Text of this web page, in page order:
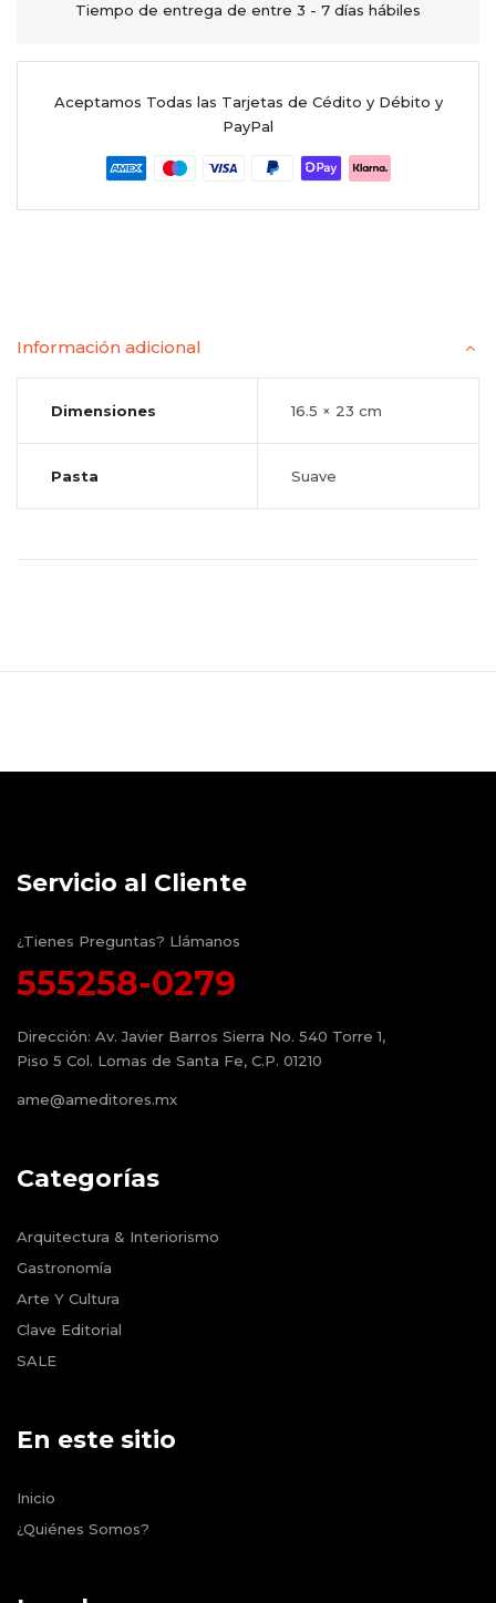
Tiempo de entrega de entre 3 - 7 días hábiles
Aceptamos Todas las Tarjetas de Cédito y Débito y
PayPal
Información adicional
Dimensiones 16.5 × 23 cm
Pasta Suave
Servicio al Cliente
¿Tienes Preguntas? Llámanos
555258-0279
Dirección: Av. Javier Barros Sierra No. 540 Torre 1,
Piso 5 Col. Lomas de Santa Fe, C.P. 01210
ame@ameditores.mx
Categorías
Arquitectura & Interiorismo
Gastronomía
Arte Y Cultura
Clave Editorial
SALE
En este sitio
Inicio
¿Quiénes Somos?